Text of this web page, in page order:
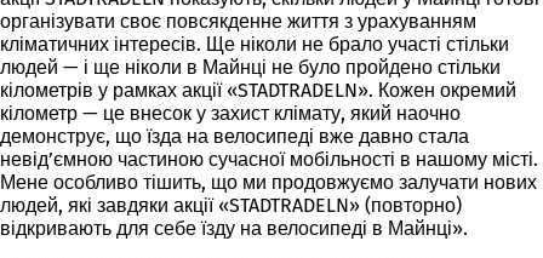
організувати своє повсякденне життя з урахуванням
кліматичних інтересів. Ще ніколи не брало участі стільки
людей — і ще ніколи в Майнці не було пройдено стільки
кілометрів у рамках акції «STADTRADELN». Кожен окремий
кілометр — це внесок у захист клімату, який наочно
демонструє, що їзда на велосипеді вже давно стала
невід’ємною частиною сучасної мобільності в нашому місті.
Мене особливо тішить, що ми продовжуємо залучати нових
людей, які завдяки акції «STADTRADELN» (повторно)
відкривають для себе їзду на велосипеді в Майнці».